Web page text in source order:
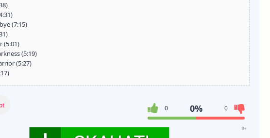
(7:15)
(5:01)
(5:19)
(5:27)
0 0% 0